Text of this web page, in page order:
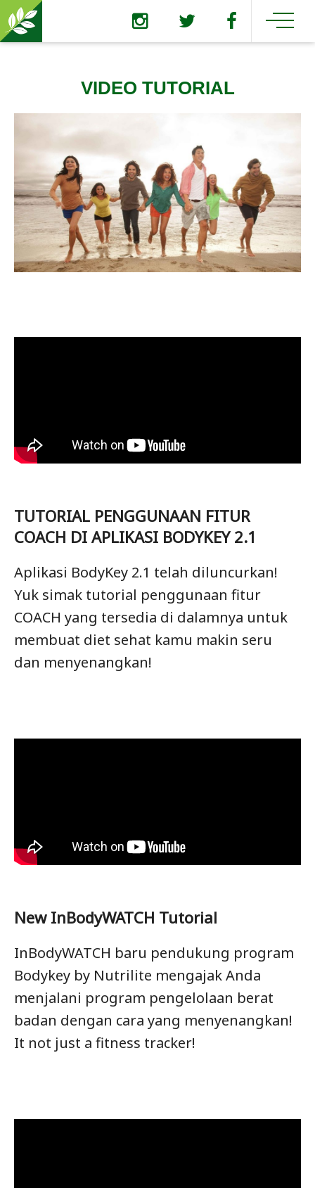
VIDEO TUTORIAL
TUTORIAL PENGGUNAAN FITUR
COACH DI APLIKASI BODYKEY 2.1
Aplikasi BodyKey 2.1 telah diluncurkan!
Yuk simak tutorial penggunaan fitur
COACH yang tersedia di dalamnya untuk
membuat diet sehat kamu makin seru
dan menyenangkan!
New InBodyWATCH Tutorial
InBodyWATCH baru pendukung program
Bodykey by Nutrilite mengajak Anda
menjalani program pengelolaan berat
badan dengan cara yang menyenangkan!
It not just a fitness tracker!